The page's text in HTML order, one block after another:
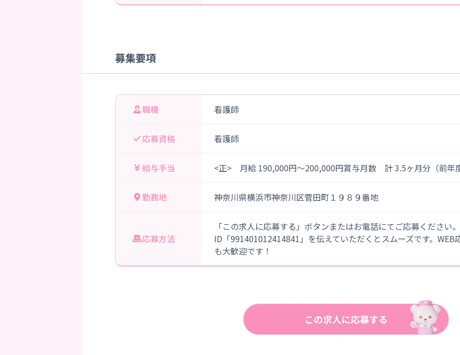
募集要項
職種 看護師
応募資格 看護師
給与手当 <正> 月給 190,000円～200,000円賞与月数 計 3.5ヶ月分（前年
勤務地 神奈川県横浜市神奈川区菅田町１９８９番地
応募方法
「この求人に応募する」ボタンまたはお電話にてご応募ください
ID「991401012414841」を伝えていただくとスムーズです。WEB
も大歓迎です！